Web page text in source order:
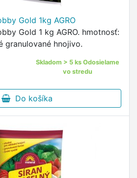
Gold 1kg AGRO
Gold 1 kg AGRO. hmotnosť:
granulované hnojivo.
Skladom > 5 ks Odosielame
vo stredu
Do košíka